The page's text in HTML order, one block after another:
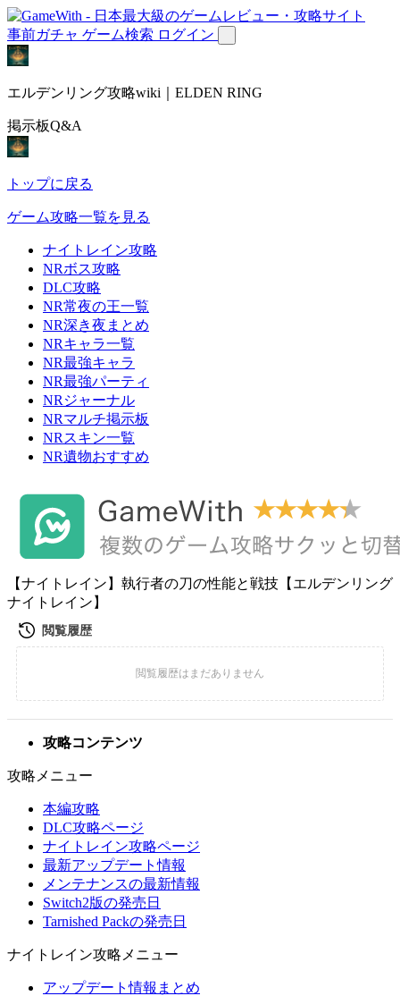
事前ガチャ ゲーム検索 ログイン
エルデンリング攻略wiki｜ELDEN RING
掲示板Q&A
トップに戻る
ゲーム攻略一覧を見る
ナイトレイン攻略
NRボス攻略
DLC攻略
NR常夜の王一覧
NR深き夜まとめ
NRキャラ一覧
NR最強キャラ
NR最強パーティ
NRジャーナル
NRマルチ掲示板
NRスキン一覧
NR遺物おすすめ
【ナイトレイン】執行者の刀の性能と戦技【エルデンリング
ナイトレイン】
攻略コンテンツ
攻略メニュー
本編攻略
DLC攻略ページ
ナイトレイン攻略ページ
最新アップデート情報
メンテナンスの最新情報
Switch2版の発売日
Tarnished Packの発売日
ナイトレイン攻略メニュー
アップデート情報まとめ